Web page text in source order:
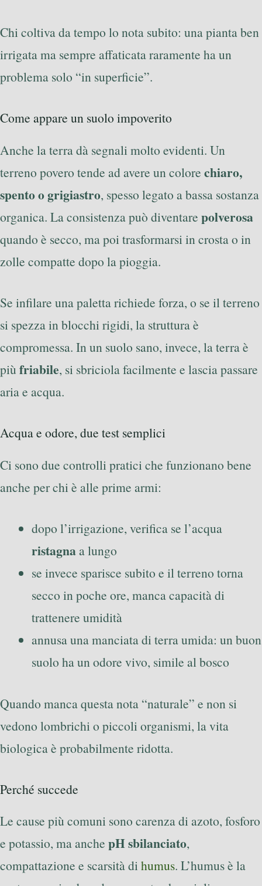
Chi coltiva da tempo lo nota subito: una pianta ben
irrigata ma sempre affaticata raramente ha un
problema solo “in superficie”.
Come appare un suolo impoverito
Anche la terra dà segnali molto evidenti. Un
terreno povero tende ad avere un colore chiaro,
spento o grigiastro, spesso legato a bassa sostanza
organica. La consistenza può diventare polverosa
quando è secco, ma poi trasformarsi in crosta o in
zolle compatte dopo la pioggia.
Se infilare una paletta richiede forza, o se il terreno
si spezza in blocchi rigidi, la struttura è
compromessa. In un suolo sano, invece, la terra è
più friabile, si sbriciola facilmente e lascia passare
aria e acqua.
Acqua e odore, due test semplici
Ci sono due controlli pratici che funzionano bene
anche per chi è alle prime armi:
dopo l’irrigazione, verifica se l’acqua
ristagnaa lungo
se invece sparisce subito e il terreno torna
secco in poche ore, manca capacità di
trattenere umidità
annusa una manciata di terra umida: un buon
suolo ha un odore vivo, simile al bosco
Quando manca questa nota “naturale” e non si
vedono lombrichi o piccoli organismi, la vita
biologica è probabilmente ridotta.
Perché succede
Le cause più comuni sono carenza di azoto, fosforo
e potassio, ma anche pH sbilanciato,
compattazione e scarsità dihumus. L’humus è la